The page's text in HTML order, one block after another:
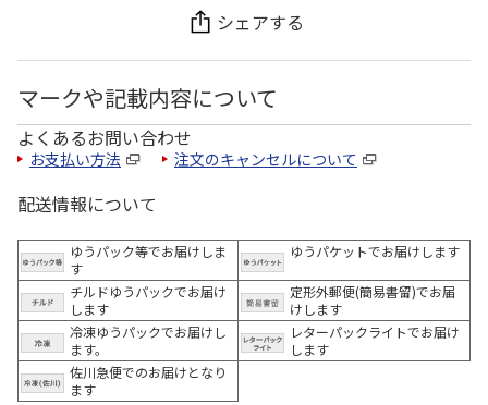
シェアする
マークや記載内容について
よくあるお問い合わせ
お支払い方法 注文のキャンセルについて
配送情報について
ゆうパック等でお届けしま
す
ゆうパケットでお届けします
チルドゆうパックでお届け
します
定形外郵便(簡易書留)でお届
けします
冷凍ゆうパックでお届けし
ます。
レターパックライトでお届け
します
佐川急便でのお届けとなり
ます